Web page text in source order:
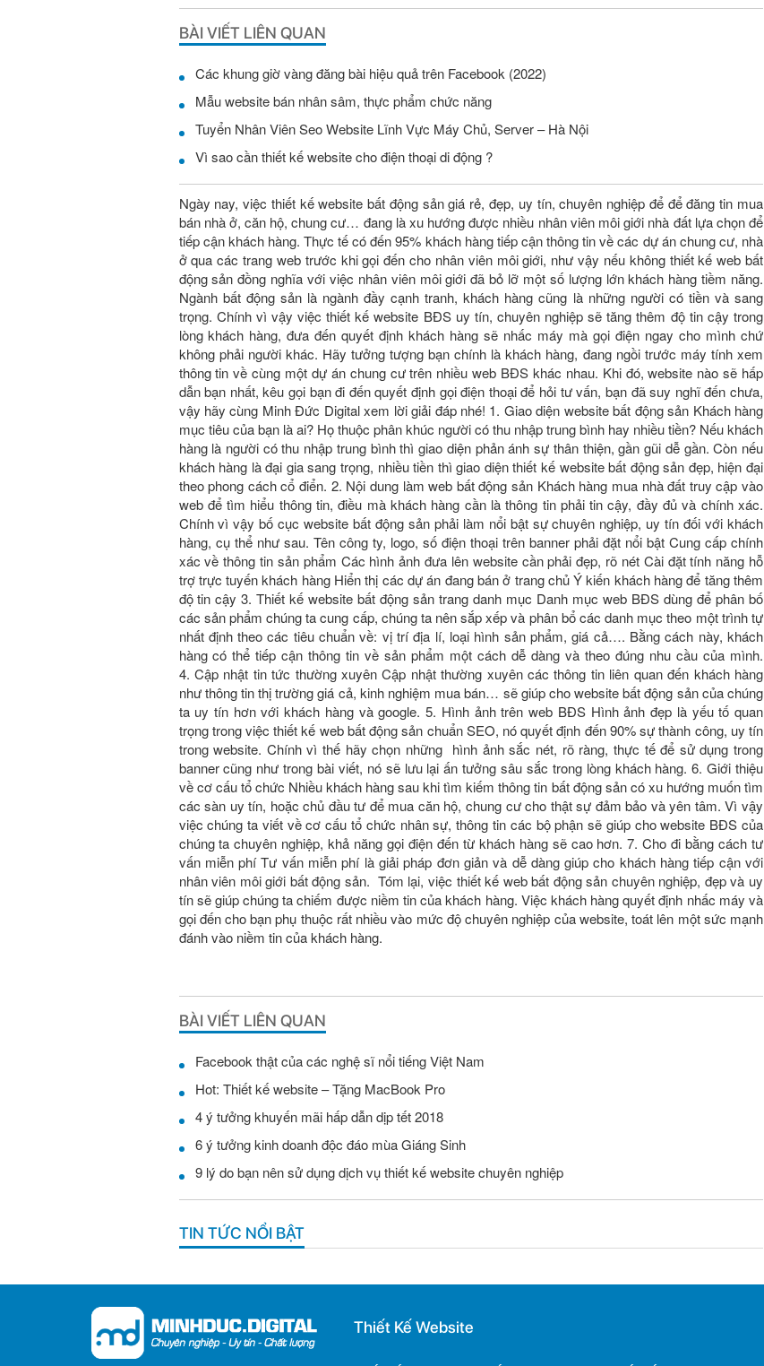
BÀI VIẾT LIÊN QUAN
Các khung giờ vàng đăng bài hiệu quả trên Facebook (2022)
Mẫu website bán nhân sâm, thực phẩm chức năng
Tuyển Nhân Viên Seo Website Lĩnh Vực Máy Chủ, Server – Hà Nội
Vì sao cần thiết kế website cho điện thoại di động ?
Ngày nay, việc thiết kế website bất động sản giá rẻ, đẹp, uy tín, chuyên nghiệp để để đăng tin mua
bán nhà ở, căn hộ, chung cư… đang là xu hướng được nhiều nhân viên môi giới nhà đất lựa chọn để
tiếp cận khách hàng. Thực tế có đến 95% khách hàng tiếp cận thông tin về các dự án chung cư, nhà
ở qua các trang web trước khi gọi đến cho nhân viên môi giới, như vậy nếu không thiết kế web bất
động sản đồng nghĩa với việc nhân viên môi giới đã bỏ lỡ một số lượng lớn khách hàng tiềm năng.
Ngành bất động sản là ngành đầy cạnh tranh, khách hàng cũng là những người có tiền và sang
trọng. Chính vì vậy việc thiết kế website BĐS uy tín, chuyên nghiệp sẽ tăng thêm độ tin cậy trong
lòng khách hàng, đưa đến quyết định khách hàng sẽ nhấc máy mà gọi điện ngay cho mình chứ
không phải người khác. Hãy tưởng tượng bạn chính là khách hàng, đang ngồi trước máy tính xem
thông tin về cùng một dự án chung cư trên nhiều web BĐS khác nhau. Khi đó, website nào sẽ hấp
dẫn bạn nhất, kêu gọi bạn đi đến quyết định gọi điện thoại để hỏi tư vấn, bạn đã suy nghĩ đến chưa,
vậy hãy cùng Minh Đức Digital xem lời giải đáp nhé! 1. Giao diện website bất động sản Khách hàng
mục tiêu của bạn là ai? Họ thuộc phân khúc người có thu nhập trung bình hay nhiều tiền? Nếu khách
hàng là người có thu nhập trung bình thì giao diện phản ánh sự thân thiện, gần gũi dễ gần. Còn nếu
khách hàng là đại gia sang trọng, nhiều tiền thì giao diện thiết kế website bất động sản đẹp, hiện đại
theo phong cách cổ điển. 2. Nội dung làm web bất động sản Khách hàng mua nhà đất truy cập vào
web để tìm hiểu thông tin, điều mà khách hàng cần là thông tin phải tin cậy, đầy đủ và chính xác.
Chính vì vậy bố cục website bất động sản phải làm nổi bật sự chuyên nghiệp, uy tín đối với khách
hàng, cụ thể như sau. Tên công ty, logo, số điện thoại trên banner phải đặt nổi bật Cung cấp chính
xác về thông tin sản phẩm Các hình ảnh đưa lên website cần phải đẹp, rõ nét Cài đặt tính năng hỗ
trợ trực tuyến khách hàng Hiển thị các dự án đang bán ở trang chủ Ý kiến khách hàng để tăng thêm
độ tin cậy 3. Thiết kế website bất động sản trang danh mục Danh mục web BĐS dùng để phân bố
các sản phẩm chúng ta cung cấp, chúng ta nên sắp xếp và phân bổ các danh mục theo một trình tự
nhất định theo các tiêu chuẩn về: vị trí địa lí, loại hình sản phẩm, giá cả…. Bằng cách này, khách
hàng có thể tiếp cận thông tin về sản phẩm một cách dễ dàng và theo đúng nhu cầu của mình.
4. Cập nhật tin tức thường xuyên Cập nhật thường xuyên các thông tin liên quan đến khách hàng
như thông tin thị trường giá cả, kinh nghiệm mua bán… sẽ giúp cho website bất động sản của chúng
ta uy tín hơn với khách hàng và google. 5. Hình ảnh trên web BĐS Hình ảnh đẹp là yếu tố quan
trọng trong việc thiết kế web bất động sản chuẩn SEO, nó quyết định đến 90% sự thành công, uy tín
trong website. Chính vì thế hãy chọn những hình ảnh sắc nét, rõ ràng, thực tế để sử dụng trong
banner cũng như trong bài viết, nó sẽ lưu lại ấn tưởng sâu sắc trong lòng khách hàng. 6. Giới thiệu
về cơ cấu tổ chức Nhiều khách hàng sau khi tìm kiếm thông tin bất động sản có xu hướng muốn tìm
các sàn uy tín, hoặc chủ đầu tư để mua căn hộ, chung cư cho thật sự đảm bảo và yên tâm. Vì vậy
việc chúng ta viết về cơ cấu tổ chức nhân sự, thông tin các bộ phận sẽ giúp cho website BĐS của
chúng ta chuyên nghiệp, khả năng gọi điện đến từ khách hàng sẽ cao hơn. 7. Cho đi bằng cách tư
vấn miễn phí Tư vấn miễn phí là giải pháp đơn giản và dễ dàng giúp cho khách hàng tiếp cận với
nhân viên môi giới bất động sản. Tóm lại, việc thiết kế web bất động sản chuyên nghiệp, đẹp và uy
tín sẽ giúp chúng ta chiếm được niềm tin của khách hàng. Việc khách hàng quyết định nhấc máy và
gọi đến cho bạn phụ thuộc rất nhiều vào mức độ chuyên nghiệp của website, toát lên một sức mạnh
đánh vào niềm tin của khách hàng.
BÀI VIẾT LIÊN QUAN
Facebook thật của các nghệ sĩ nổi tiếng Việt Nam
Hot: Thiết kế website – Tặng MacBook Pro
4 ý tưởng khuyến mãi hấp dẫn dịp tết 2018
6 ý tưởng kinh doanh độc đáo mùa Giáng Sinh
9 lý do bạn nên sử dụng dịch vụ thiết kế website chuyên nghiệp
TIN TỨC NỔI BẬT
Thiết Kế Website